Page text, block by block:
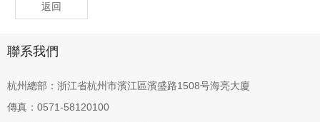
返回
聯系我們
杭州總部：浙江省杭州市濱江區濱盛路1508号海亮大廈
傳真：0571-58120100